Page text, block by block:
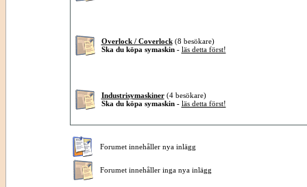
Overlock / Coverlock (8 besökare)
Ska du köpa symaskin - läs detta först!
Industrisymaskiner (4 besökare)
Ska du köpa symaskin - läs detta först!
Forumet innehåller nya inlägg
Forumet innehåller inga nya inlägg